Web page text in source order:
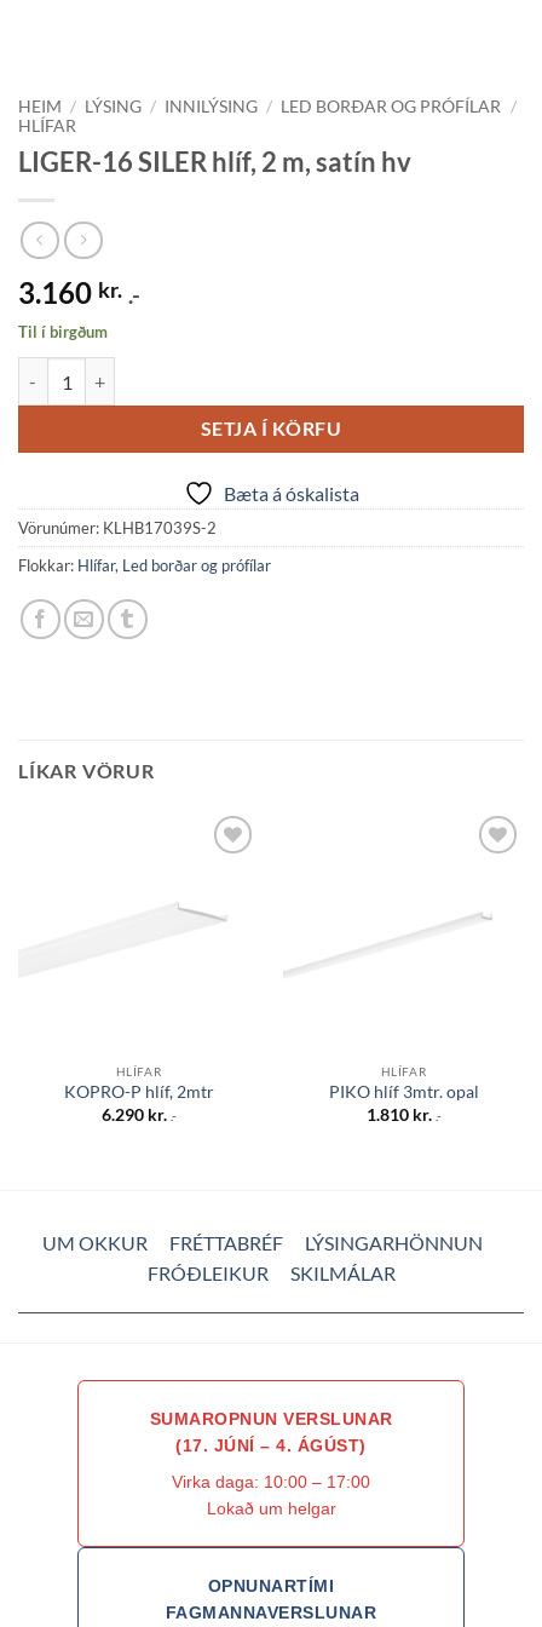
HEIM / LÝSING / INNILÝSING / LED BORÐAR OG PRÓFÍLAR
/
HLÍFAR
LIGER-16 SILER hlíf, 2 m, satín hv
3.160 kr. .-
Til í birgðum
SETJA Í KÖRFU
Bæta á óskalista
Vörunúmer: KLHB17039S-2
Flokkar: Hlífar, Led borðar og prófílar
LÍKAR VÖRUR
HLÍFAR
KOPRO-P hlíf, 2mtr
6.290 kr. .-
HLÍFAR
PIKO hlíf 3mtr. opal
1.810 kr. .-
UM OKKUR FRÉTTABRÉF
LÝSINGARHÖNNUN
FRÓÐLEIKUR
SKILMÁLAR
SUMAROPNUN VERSLUNAR
(17. JÚNÍ – 4. ÁGÚST)
Virka daga: 10:00 – 17:00
Lokað um helgar
OPNUNARTÍMI
FAGMANNAVERSLUNAR